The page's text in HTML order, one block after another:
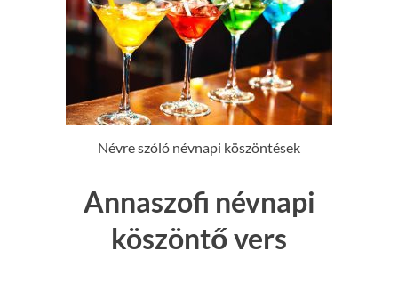
Névre szóló névnapi köszöntések
Annaszofi névnapi
köszöntő vers